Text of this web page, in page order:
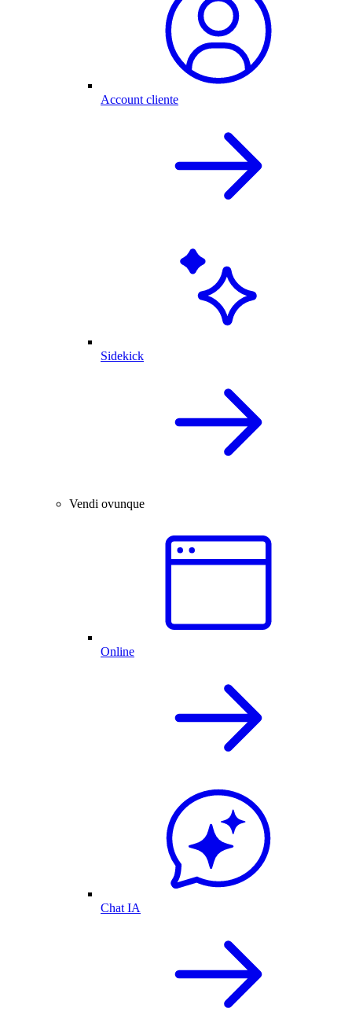
Account cliente
Sidekick
Vendi ovunque
Online
Chat IA